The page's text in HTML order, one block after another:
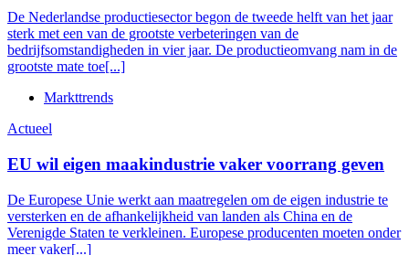
De Nederlandse productiesector begon de tweede helft van het jaar
sterk met een van de grootste verbeteringen van de
bedrijfsomstandigheden in vier jaar. De productieomvang nam in de
grootste mate toe[...]
Markttrends
Actueel
EU wil eigen maakindustrie vaker voorrang geven
De Europese Unie werkt aan maatregelen om de eigen industrie te
versterken en de afhankelijkheid van landen als China en de
Verenigde Staten te verkleinen. Europese producenten moeten onder
meer vaker[...]